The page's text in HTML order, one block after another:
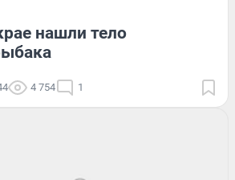
нашли тело
4 754 1